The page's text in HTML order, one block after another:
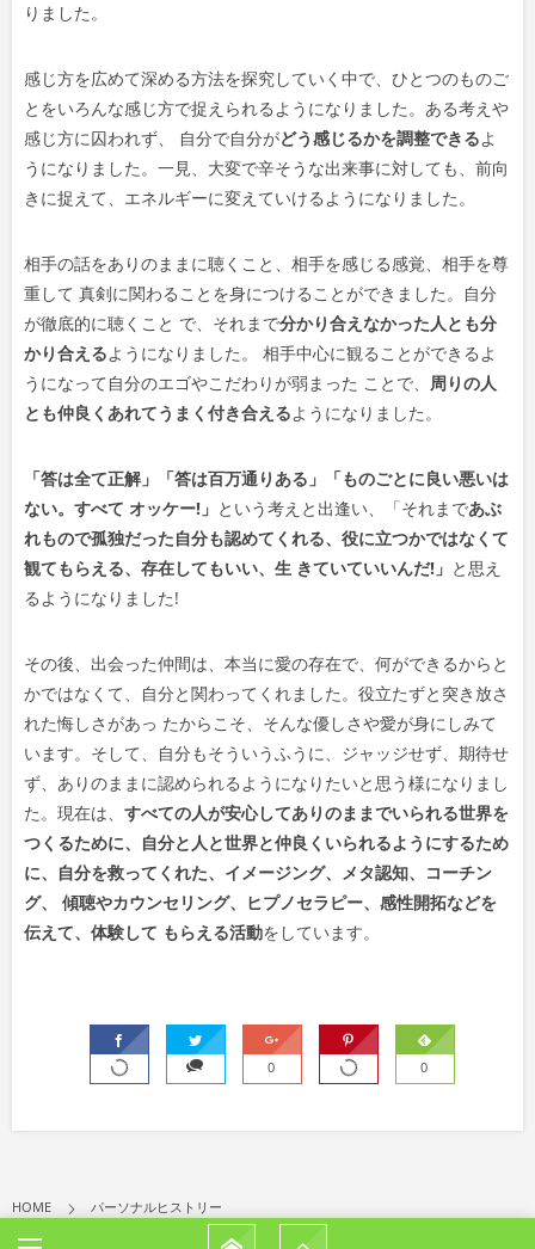
りました。
感じ方を広めて深める方法を探究していく中で、ひとつのものご
とをいろんな感じ方で捉えられるようになりました。ある考えや
感じ方に囚われず、 自分で自分がどう感じるかを調整できるよ
うになりました。一見、大変で辛そうな出来事に対しても、前向
きに捉えて、エネルギーに変えていけるようになりました。
相手の話をありのままに聴くこと、相手を感じる感覚、相手を尊
重して 真剣に関わることを身につけることができました。自分
が徹底的に聴くこと で、それまで分かり合えなかった人とも分
かり合えるようになりました。 相手中心に観ることができるよ
うになって自分のエゴやこだわりが弱まった ことで、 周りの人
とも仲良くあれてうまく付き合えるようになりました。
「答は全て正解」「答は百万通りある」「ものごとに良い悪いは
ない。すべて オッケー!」 という考えと出逢い、「それまであぶ
れもので孤独だった自分も認めてくれる、役に立つかではなくて
観てもらえる、存在してもいい、生 きていていいんだ!」 と思え
るようになりました!
その後、出会った仲間は、本当に愛の存在で、何ができるからと
かではなくて、自分と関わってくれました。役立たずと突き放さ
れた悔しさがあっ たからこそ、そんな優しさや愛が身にしみて
います。そして、自分もそういうふうに、ジャッジせず、期待せ
ず、ありのままに認められるようになりたいと思う様になりまし
た。現在は、 すべての人が安心してありのままでいられる世界を
つくるために、自分と人と世界と仲良くいられるようにするため
に、自分を救ってくれた、イメージング、メタ認知、コーチン
グ、 傾聴やカウンセリング、ヒプノセラピー、感性開拓などを
伝えて、体験して もらえる活動をしています。
0 0
HOME パーソナルヒストリー